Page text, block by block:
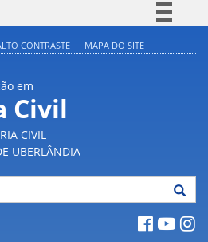
CONTRASTE MAPA DO SITE
em
Civil
CIVIL
UBERLÂNDIA